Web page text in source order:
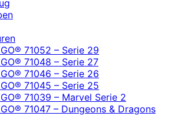
71052 – Serie 29
71048 – Serie 27
71046 – Serie 26
71045 – Serie 25
71039 – Marvel Serie 2
71047 – Dungeons & Dragons